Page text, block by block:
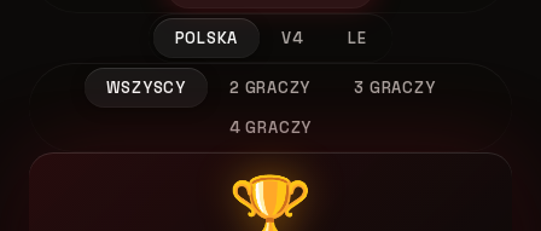
POLSKA V4 LE
WSZYSCY 2 GRACZY
3 GRACZY
4 GRACZY
🏆